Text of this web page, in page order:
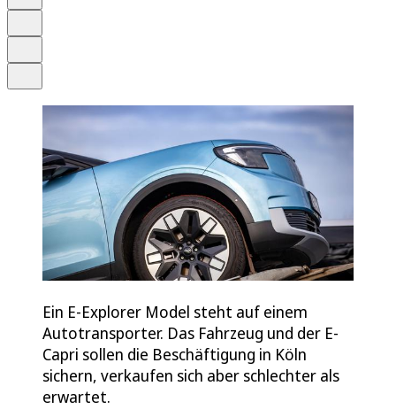
Ein E-Explorer Model steht auf einem
Autotransporter. Das Fahrzeug und der E-
Capri sollen die Beschäftigung in Köln
sichern, verkaufen sich aber schlechter als
erwartet.